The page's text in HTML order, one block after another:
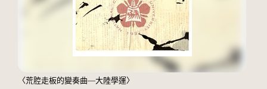
〈荒腔走板的變奏曲—大陸學運〉